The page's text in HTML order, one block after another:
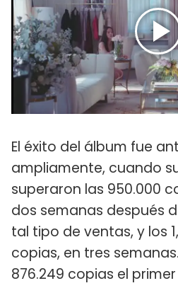
El éxito del álbum fue
ampliamente, cuando
superaron las 950.000
dos semanas después
tal tipo de ventas, y los
copias, en tres
876.249 copias el